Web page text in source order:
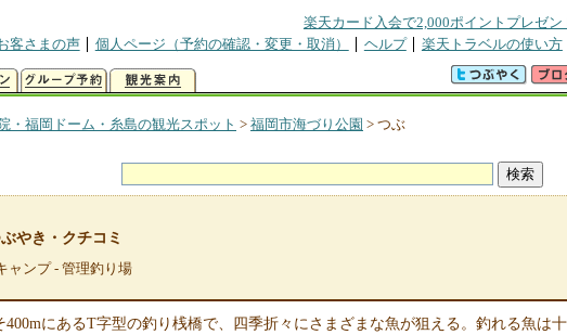
楽天カード入会で2,000ポイントプレゼン
客さまの声
個人ページ（予約の確認・変更・取消） ヘルプ 楽天トラベルの使い方
・福岡ドーム・糸島の観光スポット > 福岡市海づり公園 > つぶ
やき・クチコミ
ャンプ - 管理釣り場
400mにあるT字型の釣り桟橋で、四季折々にさまざまな魚が狙える。釣れる魚は